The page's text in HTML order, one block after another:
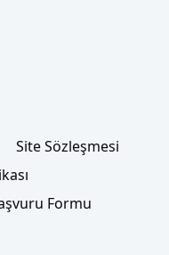
Site Sözleşmesi
Formu